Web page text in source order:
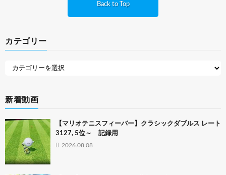
Back to Top
カテゴリー
新着動画
【マリオテニスフィーバー】クラシックダブルス レート
3127, 5位～ 記録用
2026.08.08